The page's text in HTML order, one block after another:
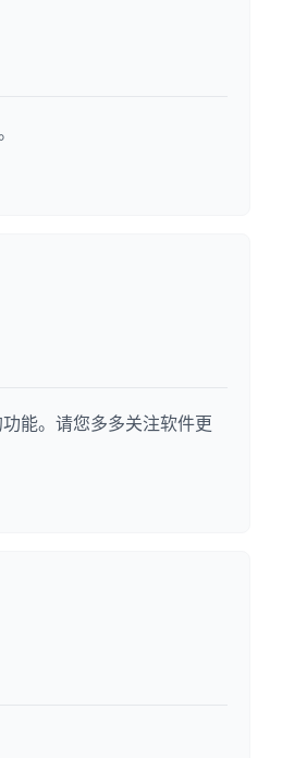
能。请您多多关注软件更